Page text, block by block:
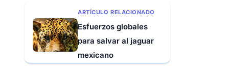
ARTÍCULO RELACIONADO
Esfuerzos globales
para salvar al jaguar
mexicano